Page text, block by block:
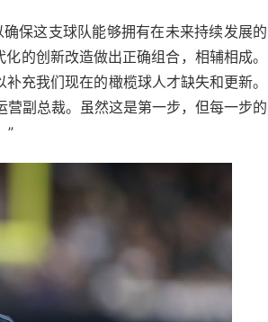
保这支球队能够拥有在未来持续发展的
的创新改造做出正确组合，相辅相成。
充我们现在的橄榄球人才缺失和更新。
副总裁。虽然这是第一步，但每一步的
”